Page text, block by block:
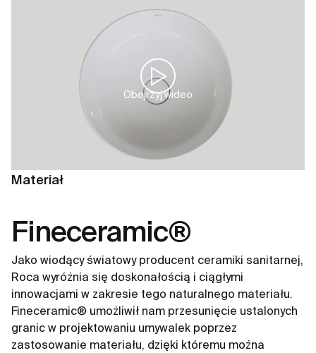
Obejrzyj wideo
Materiał
Fineceramic®
Jako wiodący światowy producent ceramiki sanitarnej,
Roca wyróżnia się doskonałością i ciągłymi
innowacjami w zakresie tego naturalnego materiału.
Fineceramic® umożliwił nam przesunięcie ustalonych
granic w projektowaniu umywalek poprzez
zastosowanie materiału, dzięki któremu można